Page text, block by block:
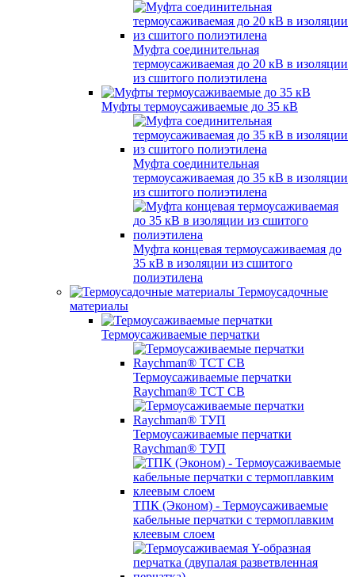
Муфта соединительная
термоусаживаемая до 20 кВ в изоляции
из сшитого полиэтилена
Муфты термоусаживаемые до 35 кВ
Муфта соединительная
термоусаживаемая до 35 кВ в изоляции
из сшитого полиэтилена
Муфта концевая термоусаживаемая до
35 кВ в изоляции из сшитого
полиэтилена
Термоусадочные
материалы
Термоусаживаемые перчатки
Термоусаживаемые перчатки
Raychman® TCT CB
Термоусаживаемые перчатки
Raychman® ТУП
ТПК (Эконом) - Термоусаживаемые
кабельные перчатки с термоплавким
клеевым слоем